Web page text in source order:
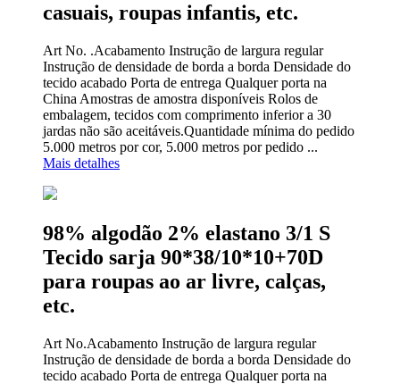
casuais, roupas infantis, etc.
Art No. .Acabamento Instrução de largura regular
Instrução de densidade de borda a borda Densidade do
tecido acabado Porta de entrega Qualquer porta na
China Amostras de amostra disponíveis Rolos de
embalagem, tecidos com comprimento inferior a 30
jardas não são aceitáveis.Quantidade mínima do pedido
5.000 metros por cor, 5.000 metros por pedido ...
Mais detalhes
98% algodão 2% elastano 3/1 S
Tecido sarja 90*38/10*10+70D
para roupas ao ar livre, calças,
etc.
Art No.Acabamento Instrução de largura regular
Instrução de densidade de borda a borda Densidade do
tecido acabado Porta de entrega Qualquer porta na